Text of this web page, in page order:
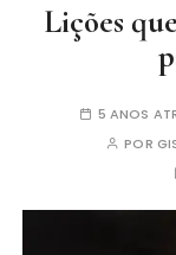
Lições
5 ANOS
POR